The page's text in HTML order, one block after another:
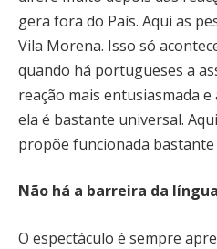
gera fora do País. Aqui as
Vila Morena. Isso só
quando há portugueses a
reação mais entusiasmada
ela é bastante universal.
propõe funcionada
Não há a barreira da
O espectáculo é sempre